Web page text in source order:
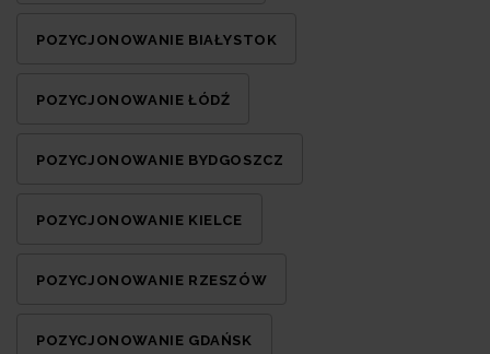
POZYCJONOWANIE BIAŁYSTOK
POZYCJONOWANIE ŁÓDŹ
POZYCJONOWANIE BYDGOSZCZ
POZYCJONOWANIE KIELCE
POZYCJONOWANIE RZESZÓW
POZYCJONOWANIE GDAŃSK